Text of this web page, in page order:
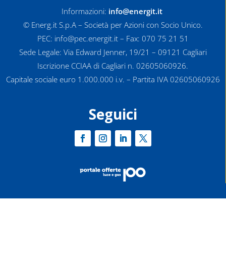
Informazioni: info@energit.it
© Energ.it S.p.A – Società per Azioni con Socio Unico.
PEC: info@pec.energit.it – Fax: 070 75 21 51
Sede Legale: Via Edward Jenner, 19/21 – 09121 Cagliari
Iscrizione CCIAA di Cagliari n. 02605060926.
Capitale sociale euro 1.000.000 i.v. – Partita IVA 02605060926
Seguici